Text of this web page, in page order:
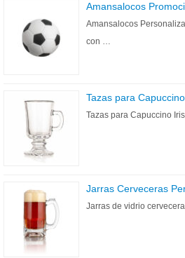
Amansalocos
Amansalocos
con …
Tazas para Capuccino
Tazas para Capuccino
Jarras Cerveceras
Jarras de vidrio